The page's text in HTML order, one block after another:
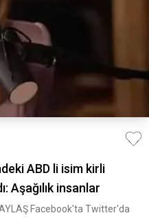
ABD li isim kirli
Aşağılık insanlar
Facebook'ta Twitter'da